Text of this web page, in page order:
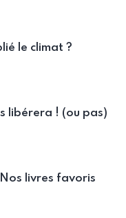
le climat ?
libérera ! (ou pas)
livres favoris